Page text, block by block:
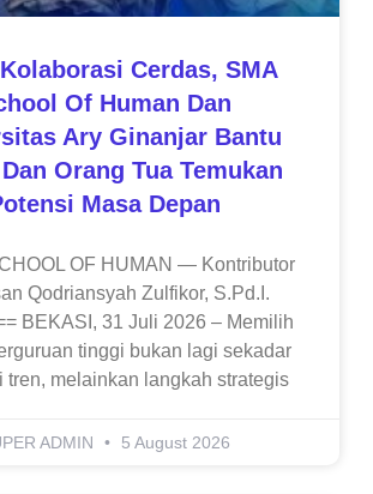
Cerdas, SMA
Of Human Dan
Ary Ginanjar Bantu
Orang Tua Temukan
Masa Depan
OF HUMAN — Kontributor
Qodriansyah Zulfikor, S.Pd.I.
BEKASI, 31 Juli 2026 – Memilih
tinggi bukan lagi sekadar
tren, melainkan langkah strategis
ADMIN 5 August 2026